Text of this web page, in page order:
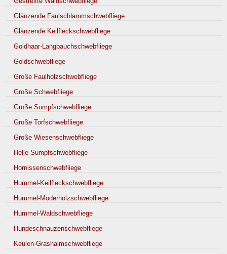
Glänzende Faulschlammschwebfliege
Glänzende Keilfleckschwebfliege
Goldhaar-Langbauchschwebfliege
Goldschwebfliege
Große Faulholzschwebfliege
Große Schwebfliege
Große Sumpfschwebfliege
Große Torfschwebfliege
Große Wiesenschwebfliege
Helle Sumpfschwebfliege
Hornissenschwebfliege
Hummel-Keilfleckschwebfliege
Hummel-Moderholzschwebfliege
Hummel-Waldschwebfliege
Hundeschnauzenschwebfliege
Keulen-Grashalmschwebfliege